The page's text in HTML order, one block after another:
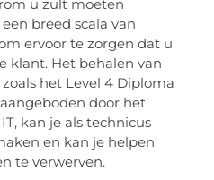
u zult moeten
breed scala van
ervoor te zorgen dat u
klant. Het behalen van
het Level 4 Diploma
door het
kan je als technicus
en kan je helpen
te verwerven.